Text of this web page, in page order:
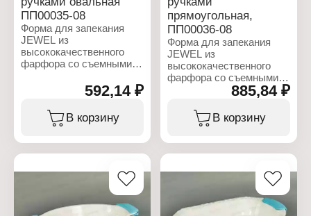
ПП00035-08
Форма для запекания
JEWEL из
высококачественного
фарфора со съемными
Удобна в использовании,
предназначена для
запекания в духовом
шкафу до 250 градусов.
посудомоечной машине,
в микроволновой печи.
Рекомендуется беречь
температуры и не
592,14 ₽
В корзину
прямоугольная,
ПП00036-08
Форма для запекания
JEWEL из
высококачественного
фарфора со съемными
силиконовыми ручками.
Удобна в использовании,
предназначена для
запекания в духовом
возможно использовать
в микроволновой печи.
Рекомендуется беречь
от перепадов
885,84 ₽
В корзину